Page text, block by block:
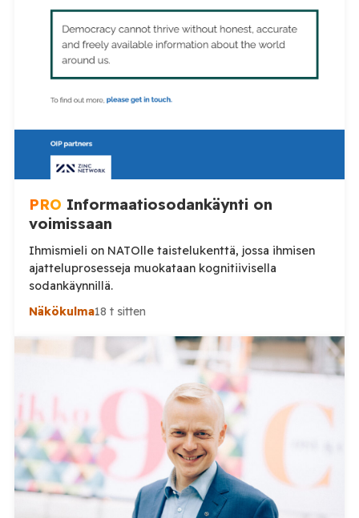
arvostellaan. Tilaa Posi TV […]
PRO Informaatiosodankäynti on
voimissaan
Ihmismieli on NATOlle taistelukenttä, jossa ihmisen
ajatteluprosesseja muokataan kognitiivisella
sodankäynnillä.
Näkökulma18 t sitten